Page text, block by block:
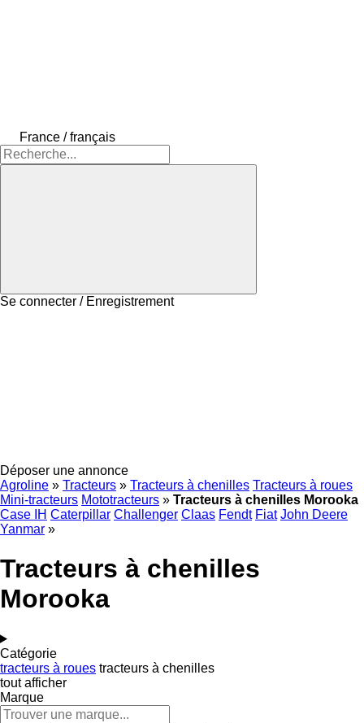
France / français
Se connecter / Enregistrement
Déposer une annonce
Agroline » Tracteurs » Tracteurs à chenilles Tracteurs à roues
Mini-tracteurs Mototracteurs » Tracteurs à chenilles Morooka
Case IH Caterpillar Challenger Claas Fendt Fiat John Deere
Yanmar »
Tracteurs à chenilles
Morooka
Catégorie
tracteurs à roues tracteurs à chenilles
tout afficher
Marque